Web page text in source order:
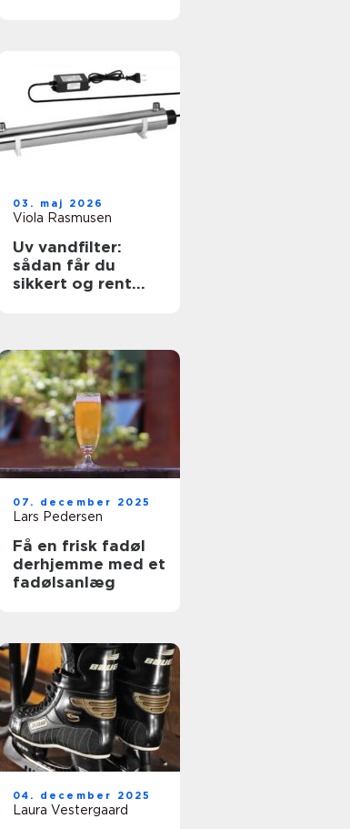
03. maj 2026
Viola Rasmusen
Uv vandfilter:
sådan får du
sikkert og rent
07. december 2025
Lars Pedersen
Få en frisk fadøl
derhjemme med et
fadølsanlæg
04. december 2025
Laura Vestergaard